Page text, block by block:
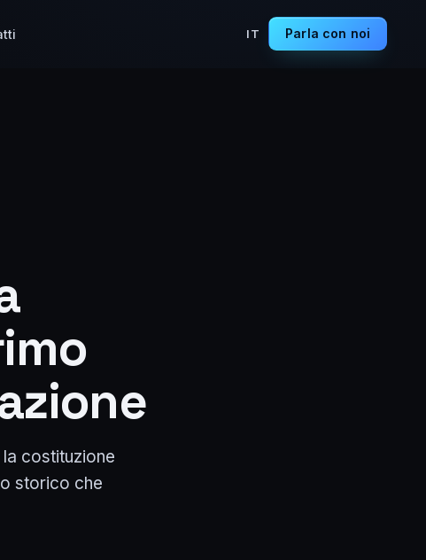
IT Parla con noi
la costituzione
storico che